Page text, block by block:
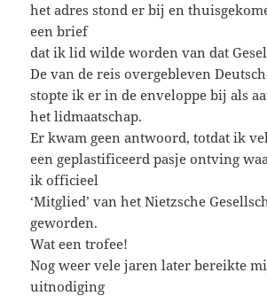
het adres stond er bij en
een brief
dat ik lid wilde worden van dat
De van de reis overgebleven
stopte ik er in de enveloppe bij als
het lidmaatschap.
Er kwam geen antwoord, totdat ik
een geplastificeerd pasje ontving
ik officieel
‘Mitglied’ van het Nietzsche
geworden.
Wat een trofee!
Nog weer vele jaren later bereikte
uitnodiging